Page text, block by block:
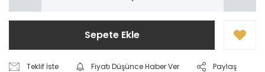
Sepete Ekle
Teklif İste Fiyatı Düşünce Haber Ver Paylaş